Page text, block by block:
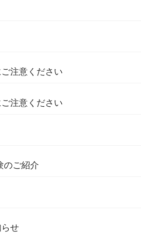
注意ください
注意ください
のご紹介
せ